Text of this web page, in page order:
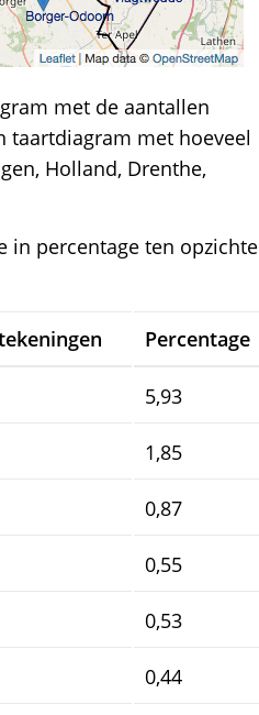
met de aantallen
taartdiagram met hoeveel
Holland, Drenthe,
in percentage ten opzichte
Percentage
5,93
1,85
0,87
0,55
0,53
0,44